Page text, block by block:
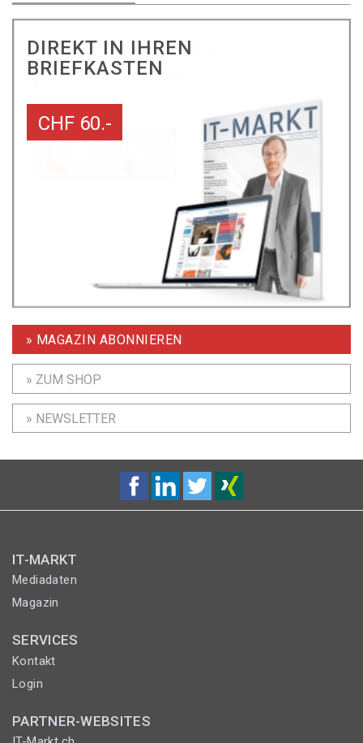
DIREKT IN IHREN
BRIEFKASTEN
CHF 60.-
» MAGAZIN ABONNIEREN
» ZUM SHOP
» NEWSLETTER
IT-MARKT
Mediadaten
Magazin
SERVICES
Kontakt
Login
PARTNER-WEBSITES